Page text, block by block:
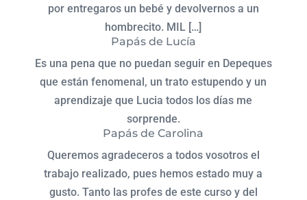
por entregaros un bebé y devolvernos a un
hombrecito. MIL […]
Papás de Lucía
Es una pena que no puedan seguir en Depeques
que están fenomenal, un trato estupendo y un
aprendizaje que Lucia todos los días me
sorprende.
Papás de Carolina
Queremos agradeceros a todos vosotros el
trabajo realizado, pues hemos estado muy a
gusto. Tanto las profes de este curso y del